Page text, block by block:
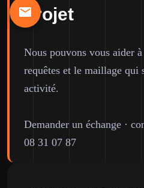
projet
Nous pouvons vous aider
requêtes et le maillage qui
activité.
Demander un échange ·
08 31 07 87